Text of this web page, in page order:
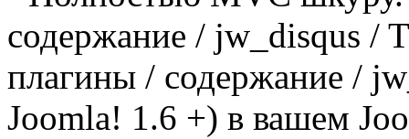
содержание / jw_disqus /
плагины / содержание /
Joomla! 1.6 +) в вашем